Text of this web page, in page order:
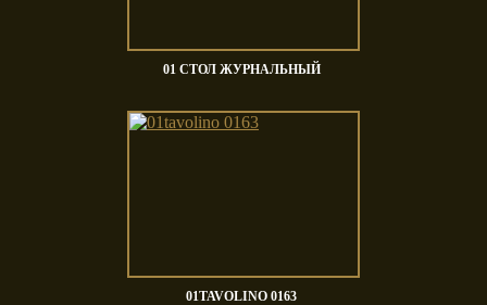
01 СТОЛ ЖУРНАЛЬНЫЙ
01TAVOLINO 0163